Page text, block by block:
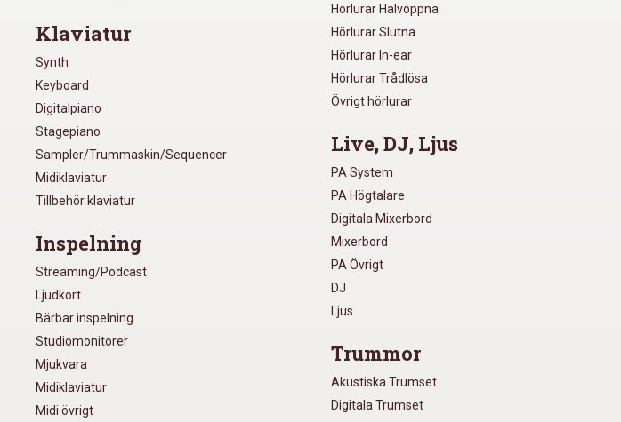
Klaviatur
Synth
Keyboard
Digitalpiano
Stagepiano
Sampler/Trummaskin/Sequencer
Midiklaviatur
Tillbehör klaviatur
Inspelning
Streaming/Podcast
Ljudkort
Bärbar inspelning
Studiomonitorer
Mjukvara
Midiklaviatur
Midi övrigt
Hörlurar Halvöppna
Hörlurar Slutna
Hörlurar In-ear
Hörlurar Trådlösa
Övrigt hörlurar
Live, DJ, Ljus
PA System
PA Högtalare
Digitala Mixerbord
Mixerbord
PA Övrigt
DJ
Ljus
Trummor
Akustiska Trumset
Digitala Trumset